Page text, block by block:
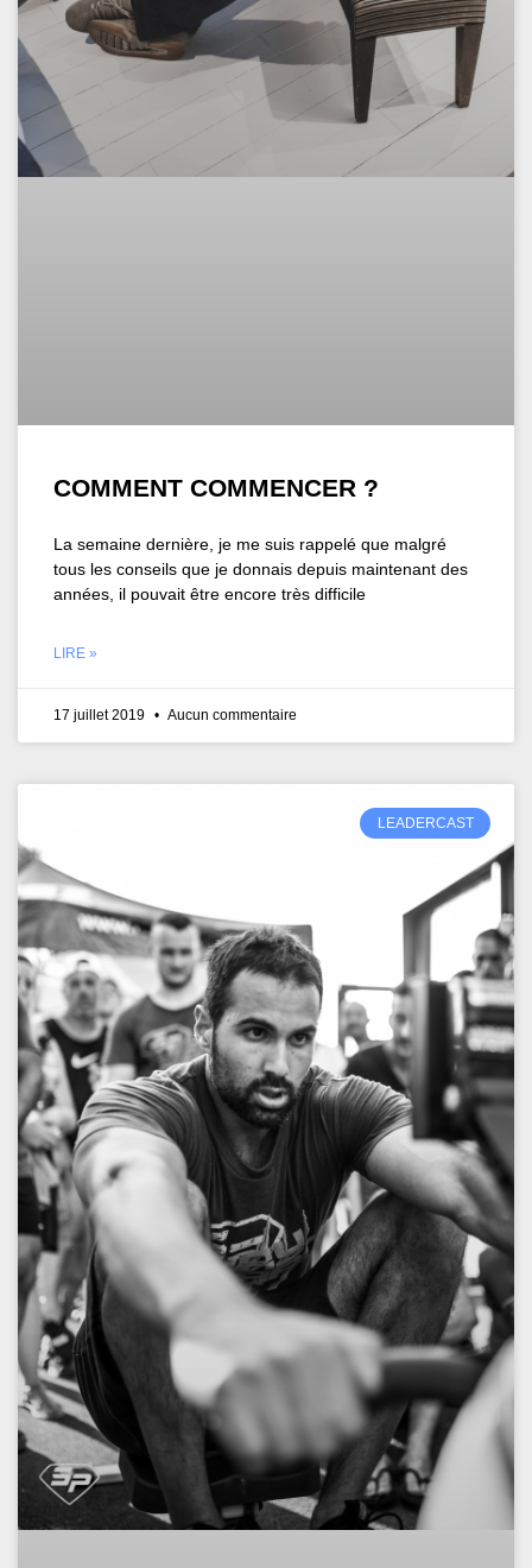
COMMENT COMMENCER ?
La semaine dernière, je me suis rappelé que malgré
tous les conseils que je donnais depuis maintenant des
années, il pouvait être encore très difficile
LIRE »
17 juillet 2019 Aucun commentaire
LEADERCAST